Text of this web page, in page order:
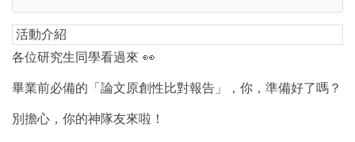
活動介紹
各位研究生同學看過來 👀
畢業前必備的「論文原創性比對報告」，你，準備好了嗎？
別擔心，你的神隊友來啦！